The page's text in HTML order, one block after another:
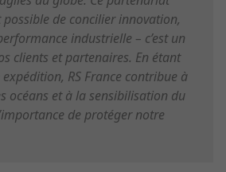
possible de concilier innovation,
industrielle – c’est un
clients et partenaires. En étant
RS France contribue à
océans et à la sensibilisation du
de protéger notre